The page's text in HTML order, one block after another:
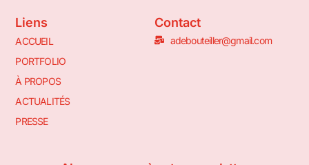
Liens
ACCUEIL
PORTFOLIO
À PROPOS
ACTUALITÉS
PRESSE
Contact
adebouteiller@gmail.com